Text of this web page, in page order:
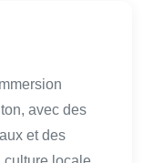
avec des
et des